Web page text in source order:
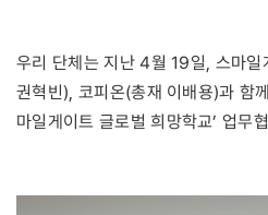
우리 단체는 지난 4월 19일, 스마일
권혁빈), 코피온(총재 이배용)과 함
마일게이트 글로벌 희망학교’ 업무